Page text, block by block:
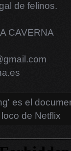
de felinos.
CAVERNA